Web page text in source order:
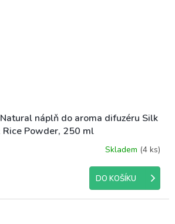
náplň do aroma difuzéru Silk
Rice Powder, 250 ml
Skladem (4 ks)
DO KOŠÍKU